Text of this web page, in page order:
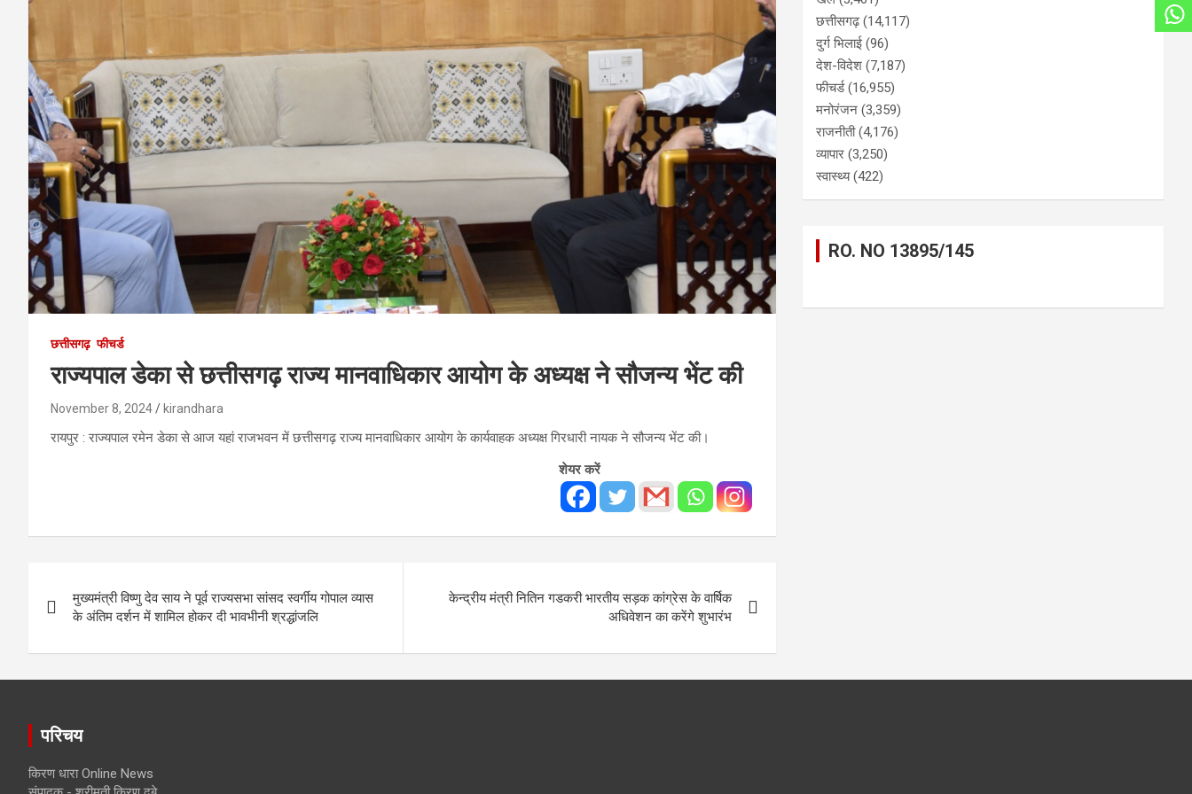
छत्तीसगढ़ फीचर्ड
राज्यपाल डेका से छत्तीसगढ़ राज्य मानवाधिकार आयोग के अध्यक्ष ने सौजन्य भेंट की
November 8, 2024 kirandhara
रायपुर : राज्यपाल रमेन डेका से आज यहां राजभवन में छत्तीसगढ़ राज्य मानवाधिकार आयोग के कार्यवाहक अध्यक्ष गिरधारी नायक ने सौजन्य भेंट की।
शेयर करें
navigation
मुख्यमंत्री विष्णु देव साय ने पूर्व राज्यसभा सांसद स्वर्गीय गोपाल व्यास
के अंतिम दर्शन में शामिल होकर दी भावभीनी श्रद्धांजलि
केन्द्रीय मंत्री नितिन गडकरी भारतीय सड़क कांग्रेस के वार्षिक
अधिवेशन का करेंगे शुभारंभ
छत्तीसगढ़(14,117)
दुर्ग भिलाई (96)
देश-विदेश (7,187)
फीचर्ड(16,955)
मनोरंजन (3,359)
राजनीती(4,176)
व्यापार (3,250)
स्वास्थ्य(422)
RO. NO 13895/145
परिचय
किरण धारा Online News